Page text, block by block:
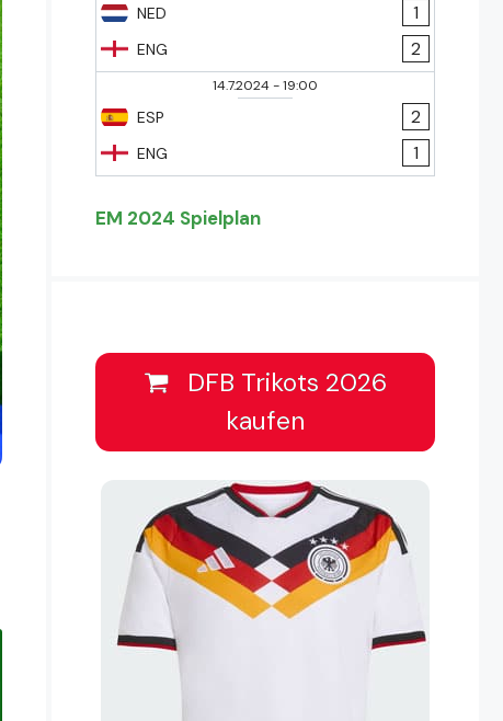
NED
ENG
1
2
14.7.2024-19:00
ESP
ENG
2
1
EM 2024 Spielplan
DFB Trikots 2026
kaufen